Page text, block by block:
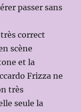
passer sans
correct
scène
et la
Frizza ne
très
seule la